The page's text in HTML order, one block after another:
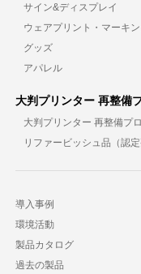
サイン&ディスプレイ
ウェアプリント・マーキ
グッズ
アパレル
大判プリンター 再整備
大判プリンター 再整備プ
リファービッシュ品（認定
導入事例
環境活動
製品カタログ
過去の製品